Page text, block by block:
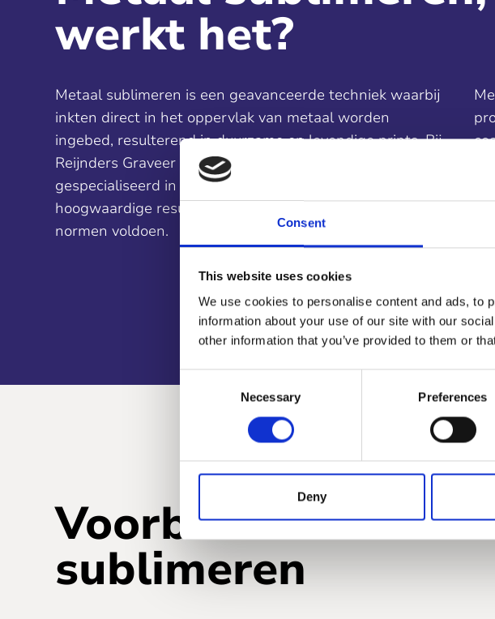
Consent
This website uses cookies
We use cookies to personalise content and ads, to
information about your use of our site with our
other information that you’ve provided to them or
Necessary Preferences
Deny
werkt het?
Metaal sublimeren is een geavanceerde techniek waarbij
inkten direct in het oppervlak van metaal worden
ingebed, resulterend in duurzame en levendige prints. Bij
Reijnders Graveer en Lasertechniek B.V. zijn we
gespecialiseerd in het sublimeren van metaal, waarbij we
hoogwaardige resultaten leveren die aan de hoogste
normen voldoen.
Voorbeelden van
sublimeren